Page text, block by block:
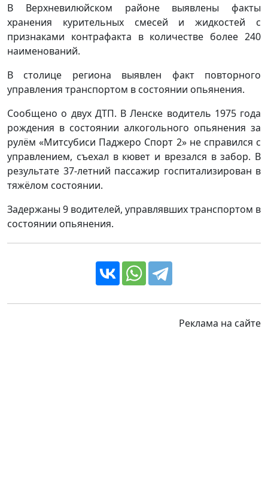
В Верхневилюйском районе выявлены факты
хранения курительных смесей и жидкостей с
признаками контрафакта в количестве более 240
наименований.
В столице региона выявлен факт повторного
управления транспортом в состоянии опьянения.
Сообщено о двух ДТП. В Ленске водитель 1975 года
рождения в состоянии алкогольного опьянения за
рулём «Митсубиси Паджеро Спорт 2» не справился с
управлением, съехал в кювет и врезался в забор. В
результате 37-летний пассажир госпитализирован в
тяжёлом состоянии.
Задержаны 9 водителей, управлявших транспортом в
состоянии опьянения.
Реклама на сайте